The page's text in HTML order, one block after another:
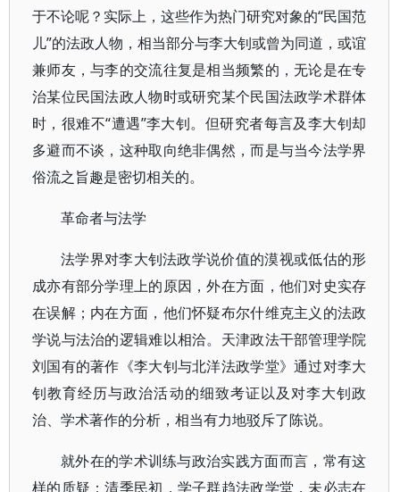
于不论呢？实际上，这些作为热门研究对象的“民国范
儿”的法政人物，相当部分与李大钊或曾为同道，或谊
兼师友，与李的交流往复是相当频繁的，无论是在专
治某位民国法政人物时或研究某个民国法政学术群体
时，很难不“遭遇”李大钊。但研究者每言及李大钊却
多避而不谈，这种取向绝非偶然，而是与当今法学界
俗流之旨趣是密切相关的。
革命者与法学
法学界对李大钊法政学说价值的漠视或低估的形
成亦有部分学理上的原因，外在方面，他们对史实存
在误解；内在方面，他们怀疑布尔什维克主义的法政
学说与法治的逻辑难以相洽。天津政法干部管理学院
刘国有的著作《李大钊与北洋法政学堂》通过对李大
钊教育经历与政治活动的细致考证以及对李大钊政
治、学术著作的分析，相当有力地驳斥了陈说。
就外在的学术训练与政治实践方面而言，常有这
样的质疑：清季民初，学子群趋法政学堂，未必志在